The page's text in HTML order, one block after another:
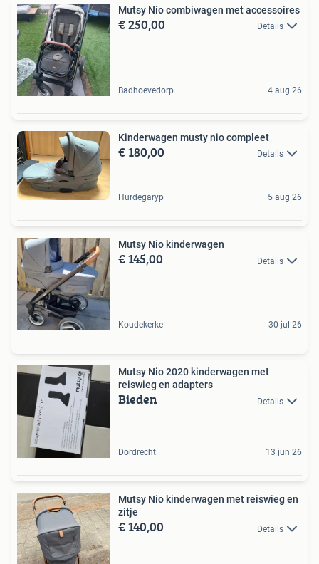
Mutsy Nio combiwagen met accessoires
€ 250,00 Details
Badhoevedorp 4 aug 26
Kinderwagen musty nio compleet
€ 180,00 Details
Hurdegaryp 5 aug 26
Mutsy Nio kinderwagen
€ 145,00 Details
Koudekerke 30 jul 26
Mutsy Nio 2020 kinderwagen met
reiswieg en adapters
Bieden Details
Dordrecht 13 jun 26
Mutsy Nio kinderwagen met reiswieg en
zitje
€ 140,00 Details